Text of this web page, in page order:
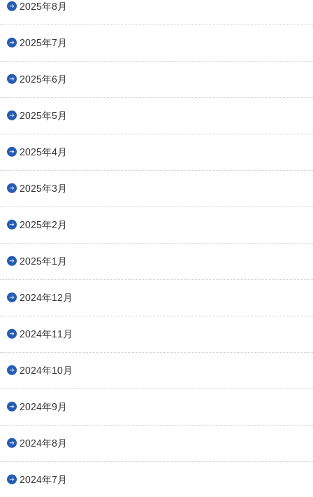
2025年8月
2025年7月
2025年6月
2025年5月
2025年4月
2025年3月
2025年2月
2025年1月
2024年12月
2024年11月
2024年10月
2024年9月
2024年8月
2024年7月